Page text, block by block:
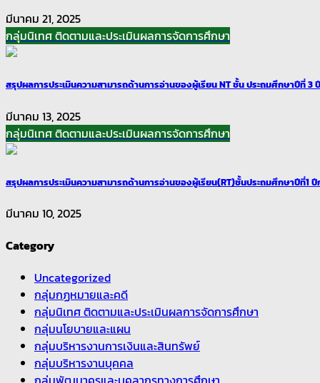
มีนาคม 21, 2025
กลุ่มนิเทศ ติดตามและประเมินผลการจัดการศึกษา
สรุปผลการประเมินความสามารถด้านการอ่านของผู้เรียน NT ชั้น ประถมศึกษาปีที่ 3
มีนาคม 13, 2025
กลุ่มนิเทศ ติดตามและประเมินผลการจัดการศึกษา
สรุปผลการประเมินความสามารถด้านการอ่านของผู้เรียน(RT)ชั้นประถมศึกษาปีที่1
มีนาคม 10, 2025
Category
Uncategorized
กลุ่มกฏหมายและคดี
กลุ่มนิเทศ ติดตามและประเมินผลการจัดการศึกษา
กลุ่มนโยบายและแผน
กลุ่มบริหารงานการเงินและสินทรัพย์
กลุ่มบริหารงานบุคคล